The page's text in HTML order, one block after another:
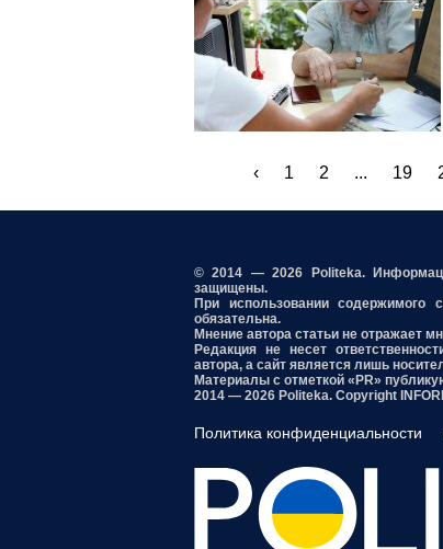
‹ 1 2 ... 19
© 2014 — 2026 Politeka.
защищены.
При использовании содержимого
обязательна.
Мнение автора статьи не отражает
Редакция не несет
автора, а сайт является лишь
Материалы с отметкой «PR»
2014 — 2026 Politeka. Copyright
Политика конфиденциальности